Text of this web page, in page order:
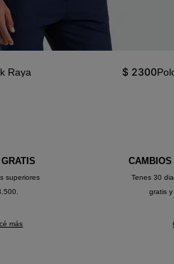
Raya $ 2300
superiores
más
Tenes 30
gratis